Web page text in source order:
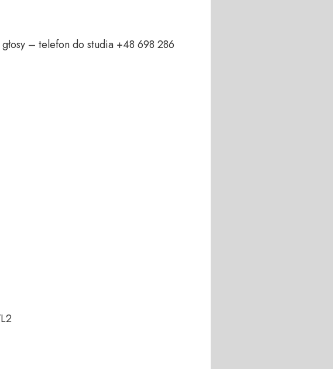
– telefon do studia +48 698 286